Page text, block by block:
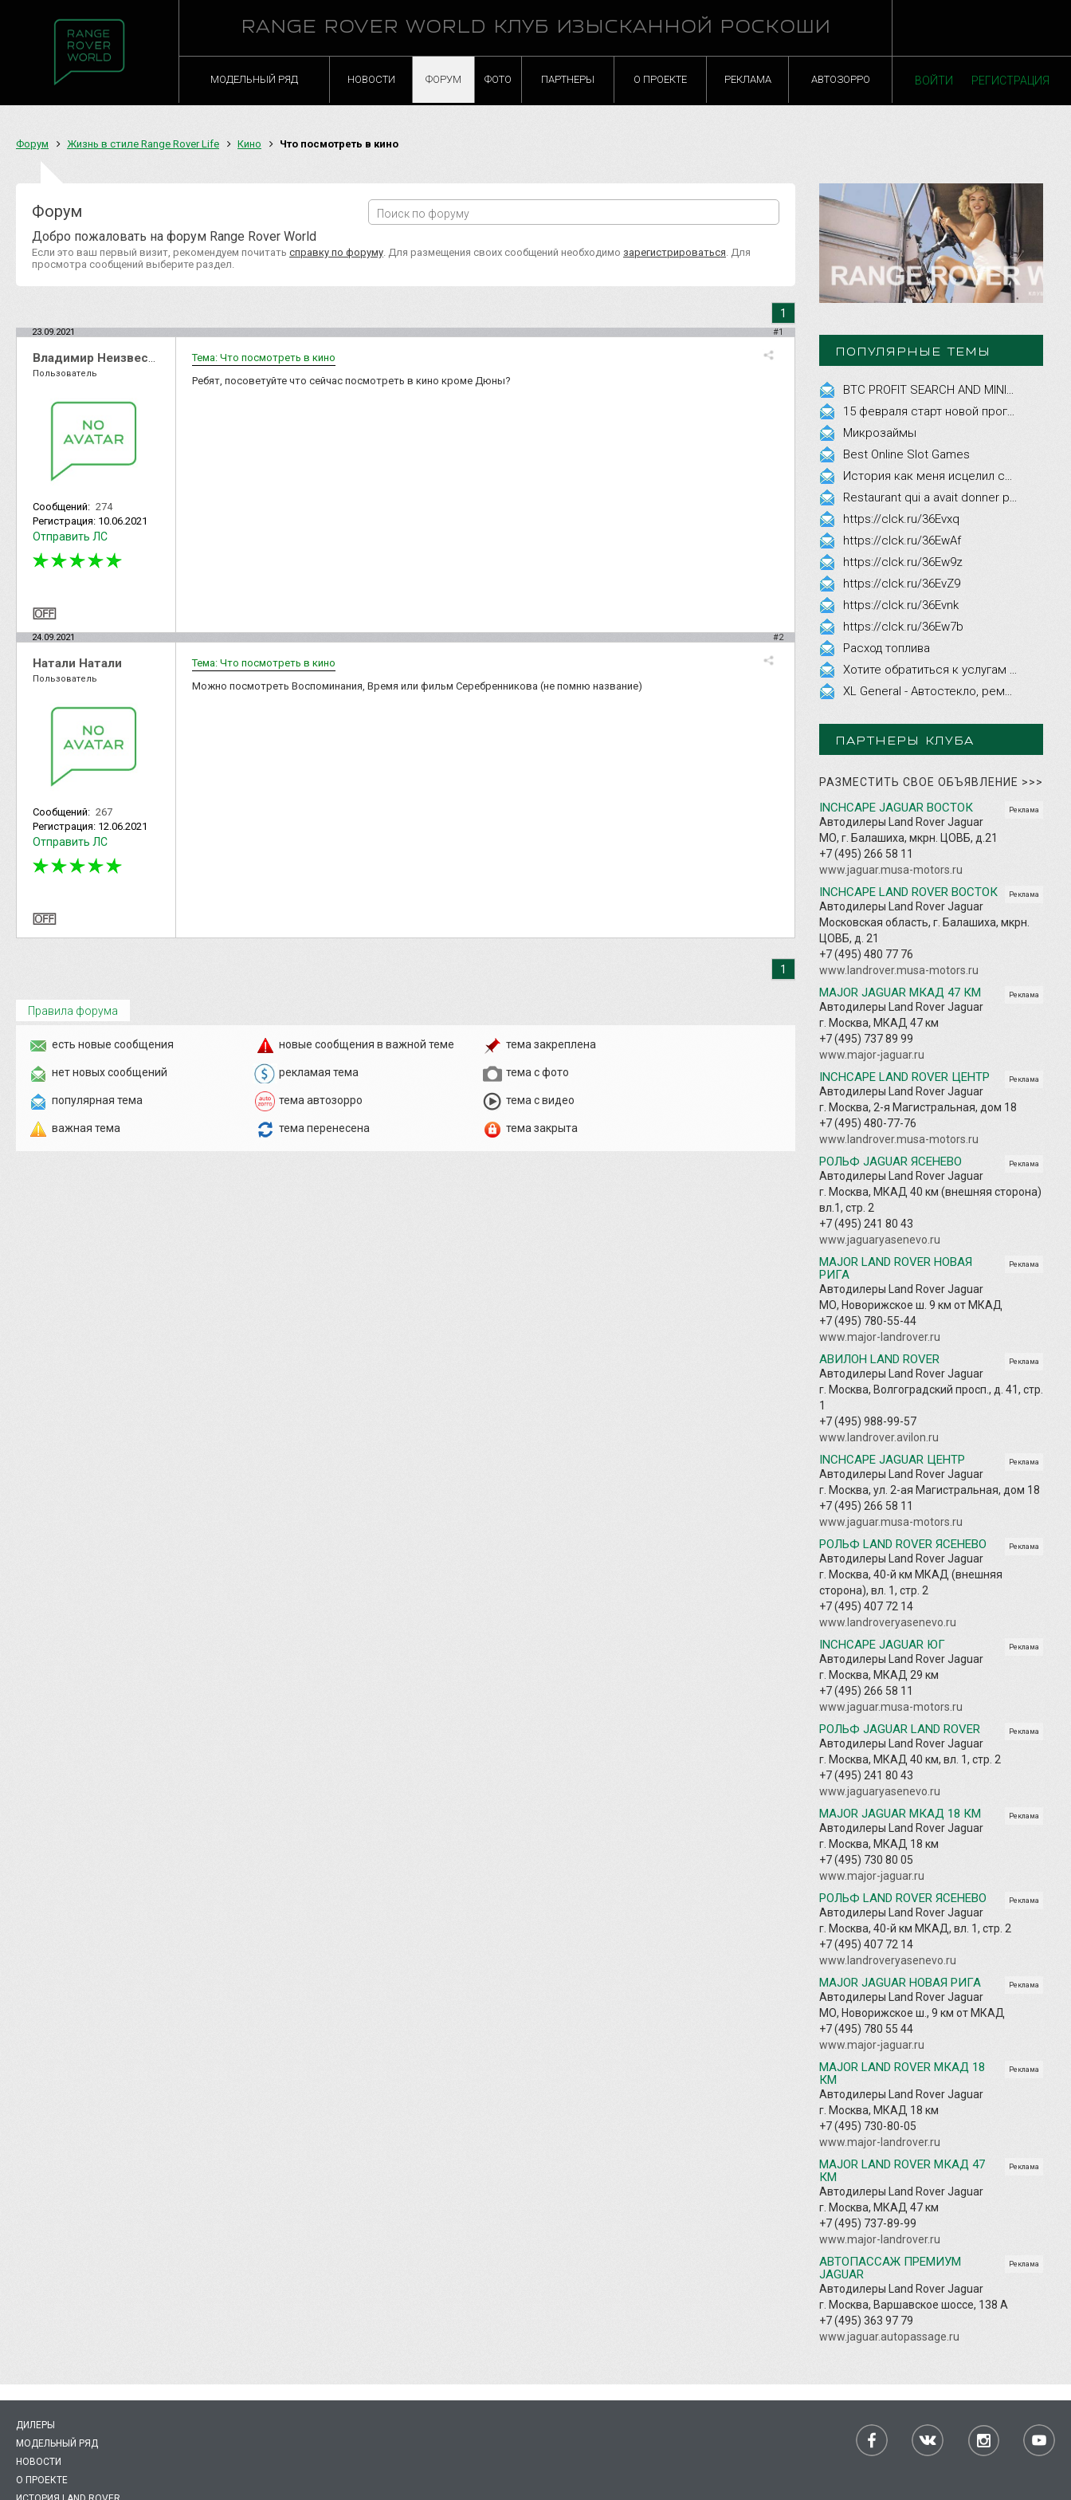
RANGE ROVER WORLD КЛУБ ИЗЫСКАННОЙ РОСКОШИ
МОДЕЛЬНЫЙ РЯД НОВОСТИ ФОРУМ ФОТО ПАРТНЕРЫ О ПРОЕКТЕ РЕКЛАМА АВТОЗОРРО ВОЙТИ РЕГИСТРАЦИЯ
Форум Жизнь в стиле Range Rover Life Кино Что посмотреть в кино
Форум
Добро пожаловать на форум Range Rover World
Если это ваш первый визит, рекомендуем почитать справку по форуму . Для размещения своих сообщений необходимо зарегистрироваться . Для
просмотра сообщений выберите раздел.
1
23.09.2021 #1
Пользователь
Сообщений: 274
Регистрация: 10.06.2021
Отправить ЛС
Тема: Что посмотреть в кино
Ребят, посоветуйте что сейчас посмотреть в кино кроме Дюны?
24.09.2021 #2
Натали Натали
Пользователь
Сообщений: 267
Регистрация: 12.06.2021
Отправить ЛС
Тема: Что посмотреть в кино
Можно посмотреть Воспоминания, Время или фильм Серебренникова (не помню название)
1
Правила форума
есть новые сообщения
нет новых сообщений
популярная тема
важная тема
новые сообщения в важной теме
рекламая тема
тема автозорро
тема перенесена
тема закреплена
тема с фото
тема с видео
тема закрыта
ПОПУЛЯРНЫЕ ТЕМЫ
Микрозаймы
Best Online Slot Games
https://clck.ru/36Evxq
https://clck.ru/36EwAf
https://clck.ru/36Ew9z
https://clck.ru/36EvZ9
https://clck.ru/36Evnk
https://clck.ru/36Ew7b
Расход топлива
ПАРТНЕРЫ КЛУБА
РАЗМЕСТИТЬ СВОЕ ОБЪЯВЛЕНИЕ >>>
Реклама
INCHCAPE JAGUAR ВОСТОК
Автодилеры Land Rover Jaguar
МО, г. Балашиха, мкрн. ЦОВБ, д.21
+7 (495) 266 58 11
www.jaguar.musa-motors.ru
Реклама
INCHCAPE LAND ROVER ВОСТОК
Автодилеры Land Rover Jaguar
Московская область, г. Балашиха, мкрн.
ЦОВБ, д. 21
+7 (495) 480 77 76
www.landrover.musa-motors.ru
Реклама
MAJOR JAGUAR МКАД 47 КМ
Автодилеры Land Rover Jaguar
г. Москва, МКАД 47 км
+7 (495) 737 89 99
www.major-jaguar.ru
Реклама
INCHCAPE LAND ROVER ЦЕНТР
Автодилеры Land Rover Jaguar
г. Москва, 2-я Магистральная, дом 18
+7 (495) 480-77-76
www.landrover.musa-motors.ru
Реклама
РОЛЬФ JAGUAR ЯСЕНЕВО
Автодилеры Land Rover Jaguar
г. Москва, МКАД 40 км (внешняя сторона)
вл.1, стр. 2
+7 (495) 241 80 43
www.jaguaryasenevo.ru
Реклама
MAJOR LAND ROVER НОВАЯ
РИГА
Автодилеры Land Rover Jaguar
МО, Новорижское ш. 9 км от МКАД
+7 (495) 780-55-44
www.major-landrover.ru
Реклама
АВИЛОН LAND ROVER
Автодилеры Land Rover Jaguar
г. Москва, Волгоградский просп., д. 41, стр.
1
+7 (495) 988-99-57
www.landrover.avilon.ru
Реклама
INCHCAPE JAGUAR ЦЕНТР
Автодилеры Land Rover Jaguar
г. Москва, ул. 2-ая Магистральная, дом 18
+7 (495) 266 58 11
www.jaguar.musa-motors.ru
Реклама
РОЛЬФ LAND ROVER ЯСЕНЕВО
Автодилеры Land Rover Jaguar
г. Москва, 40-й км МКАД (внешняя
сторона), вл. 1, стр. 2
+7 (495) 407 72 14
www.landroveryasenevo.ru
Реклама
INCHCAPE JAGUAR ЮГ
Автодилеры Land Rover Jaguar
г. Москва, МКАД 29 км
+7 (495) 266 58 11
www.jaguar.musa-motors.ru
Реклама
РОЛЬФ JAGUAR LAND ROVER
Автодилеры Land Rover Jaguar
г. Москва, МКАД 40 км, вл. 1, стр. 2
+7 (495) 241 80 43
www.jaguaryasenevo.ru
Реклама
MAJOR JAGUAR МКАД 18 КМ
Автодилеры Land Rover Jaguar
г. Москва, МКАД 18 км
+7 (495) 730 80 05
www.major-jaguar.ru
Реклама
РОЛЬФ LAND ROVER ЯСЕНЕВО
Автодилеры Land Rover Jaguar
г. Москва, 40-й км МКАД, вл. 1, стр. 2
+7 (495) 407 72 14
www.landroveryasenevo.ru
Реклама
MAJOR JAGUAR НОВАЯ РИГА
Автодилеры Land Rover Jaguar
МО, Новорижское ш., 9 км от МКАД
+7 (495) 780 55 44
www.major-jaguar.ru
Реклама
MAJOR LAND ROVER МКАД 18
КМ
Автодилеры Land Rover Jaguar
г. Москва, МКАД 18 км
+7 (495) 730-80-05
www.major-landrover.ru
Реклама
MAJOR LAND ROVER МКАД 47
КМ
Автодилеры Land Rover Jaguar
г. Москва, МКАД 47 км
+7 (495) 737-89-99
www.major-landrover.ru
Реклама
АВТОПАССАЖ ПРЕМИУМ
JAGUAR
Автодилеры Land Rover Jaguar
г. Москва, Варшавское шоссе, 138 А
+7 (495) 363 97 79
www.jaguar.autopassage.ru
ДИЛЕРЫ
МОДЕЛЬНЫЙ РЯД
НОВОСТИ
О ПРОЕКТЕ